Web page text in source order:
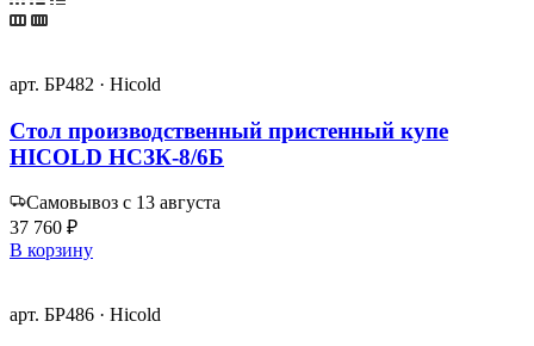
арт. БР482 · Hicold
Стол производственный пристенный купе
HICOLD НСЗК-8/6Б
Самовывоз с 13 августа
37 760 ₽
В корзину
арт. БР486 · Hicold